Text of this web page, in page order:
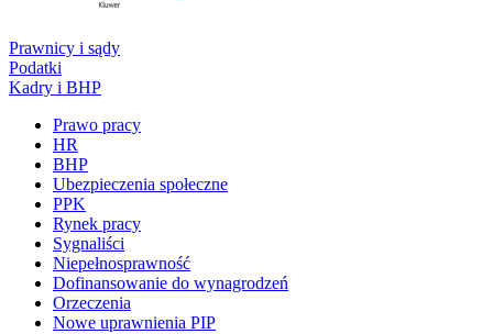
Prawnicy i sądy
Podatki
Kadry i BHP
Prawo pracy
HR
BHP
Ubezpieczenia społeczne
PPK
Rynek pracy
Sygnaliści
Niepełnosprawność
Dofinansowanie do wynagrodzeń
Orzeczenia
Nowe uprawnienia PIP